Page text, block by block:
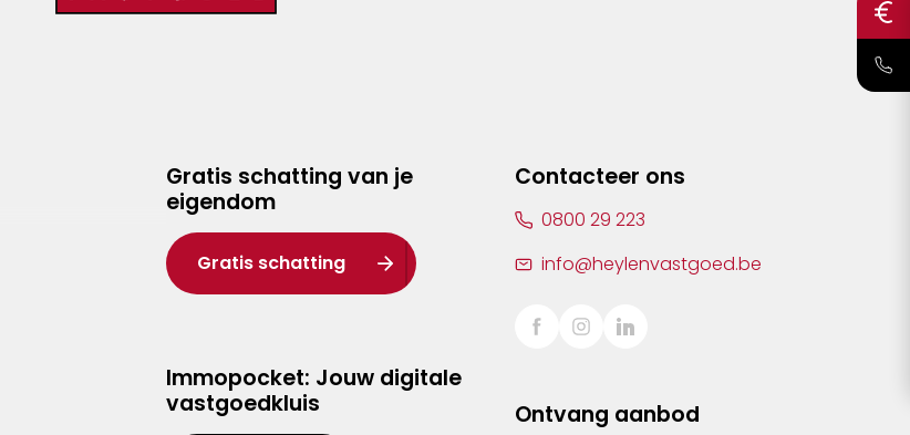
Gratis schatting van je
eigendom
Gratis schatting
Immopocket: Jouw digitale
vastgoedkluis
Contacteer ons
0800 29 223
info@heylenvastgoed.be
Ontvang aanbod